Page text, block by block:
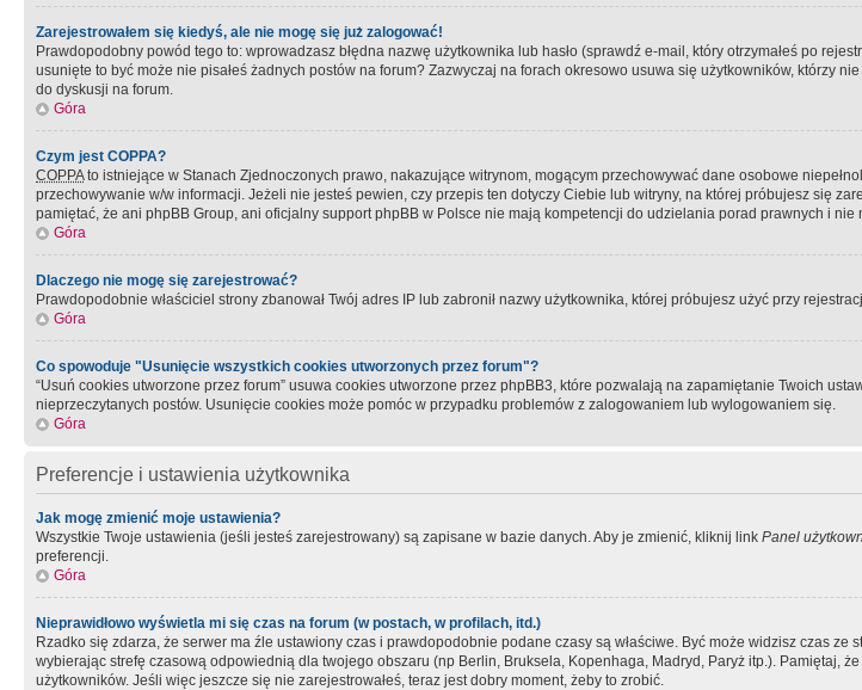
Zarejestrowałem się kiedyś, ale nie mogę się już zalogować!
Prawdopodobny powód tego to: wprowadzasz błędna nazwę użytkownika lub hasło (sprawdź e-mail, który otrzymałeś po
usunięte to być może nie pisałeś żadnych postów na forum? Zazwyczaj na forach okresowo usuwa się użytkowników, którzy
do dyskusji na forum.
Góra
Czym jest COPPA?
COPPAto istniejące w Stanach Zjednoczonych prawo, nakazujące witrynom, mogącym przechowywać dane osobowe
przechowywanie w/w informacji. Jeżeli nie jesteś pewien, czy przepis ten dotyczy Ciebie lub witryny, na której próbujesz się
pamiętać, że ani phpBB Group, ani oficjalny support phpBB w Polsce nie mają kompetencji do udzielania porad prawnych i
Góra
Dlaczego nie mogę się zarejestrować?
Prawdopodobnie właściciel strony zbanował Twój adres IP lub zabronił nazwy użytkownika, której próbujesz użyć przy
Góra
Co spowoduje "Usunięcie wszystkich cookies utworzonych przez forum"?
“Usuń cookies utworzone przez forum” usuwa cookies utworzone przez phpBB3, które pozwalają na zapamiętanie Twoich
nieprzeczytanych postów. Usunięcie cookies może pomóc w przypadku problemów z zalogowaniem lub wylogowaniem się.
Góra
Preferencje i ustawienia użytkownika
Jak mogę zmienić moje ustawienia?
Wszystkie Twoje ustawienia (jeśli jesteś zarejestrowany) są zapisane w bazie danych. Aby je zmienić, kliknij link Panel
preferencji.
Góra
Nieprawidłowo wyświetla mi się czas na forum (w postach, w profilach, itd.)
Rzadko się zdarza, że serwer ma źle ustawiony czas i prawdopodobnie podane czasy są właściwe. Być może widzisz czas
wybierając strefę czasową odpowiednią dla twojego obszaru (np Berlin, Bruksela, Kopenhaga, Madryd, Paryż itp.). Pamiętaj,
użytkowników. Jeśli więc jeszcze się nie zarejestrowałeś, teraz jest dobry moment, żeby to zrobić.